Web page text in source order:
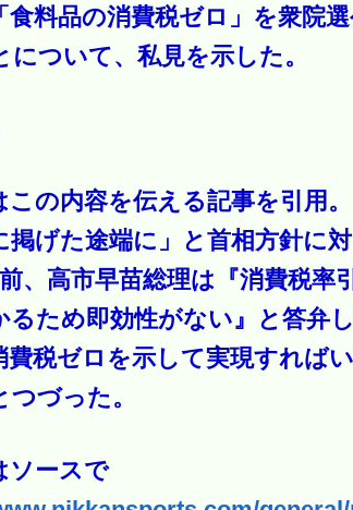
食料品の消費税ゼロ」を衆院
について、私見を示した。
この内容を伝える記事を引用
掲げた途端に」と首相方針に
前、高市早苗総理は『消費税
るため即効性がない』と答弁
費税ゼロを示して実現すれば
つづった。
ースで